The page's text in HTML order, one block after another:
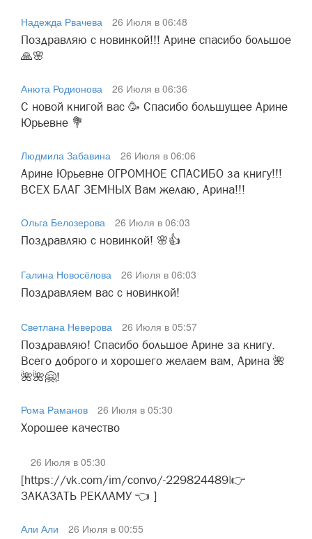
Надежда Рвачева
26 Июля в 06:48
Поздравляю с новинкой!!! Арине спасибо большое
🙏🌸
Анюта Родионова
26 Июля в 06:36
С новой книгой вас 🥳 Спасибо большущее Арине
Юрьевне 💐
Людмила Забавина
26 Июля в 06:06
Арине Юрьевне ОГРОМНОЕ СПАСИБО за книгу!!!
ВСЕХ БЛАГ ЗЕМНЫХ Вам желаю, Арина!!!
Ольга Белозерова
26 Июля в 06:03
Поздравляю с новинкой! 🌸👍
Галина Новосёлова
26 Июля в 06:03
Поздравляем вас с новинкой!
Светлана Неверова
26 Июля в 05:57
Поздравляю! Спасибо большое Арине за книгу.
Всего доброго и хорошего желаем вам, Арина 🌺
🌺🌺🤗!
Рома Раманов
26 Июля в 05:30
Хорошее качество
26 Июля в 05:30
[https://vk.com/im/convo/-229824489|👉
ЗАКАЗАТЬ РЕКЛАМУ 👈 ]
Али Али
26 Июля в 00:55